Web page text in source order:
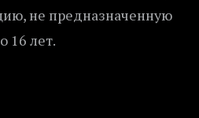
не предназначенную
16 лет.